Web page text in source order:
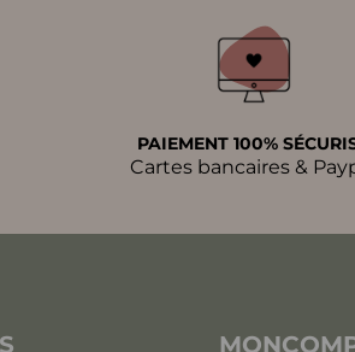
PAIEMENT 100%
Cartes bancaires &